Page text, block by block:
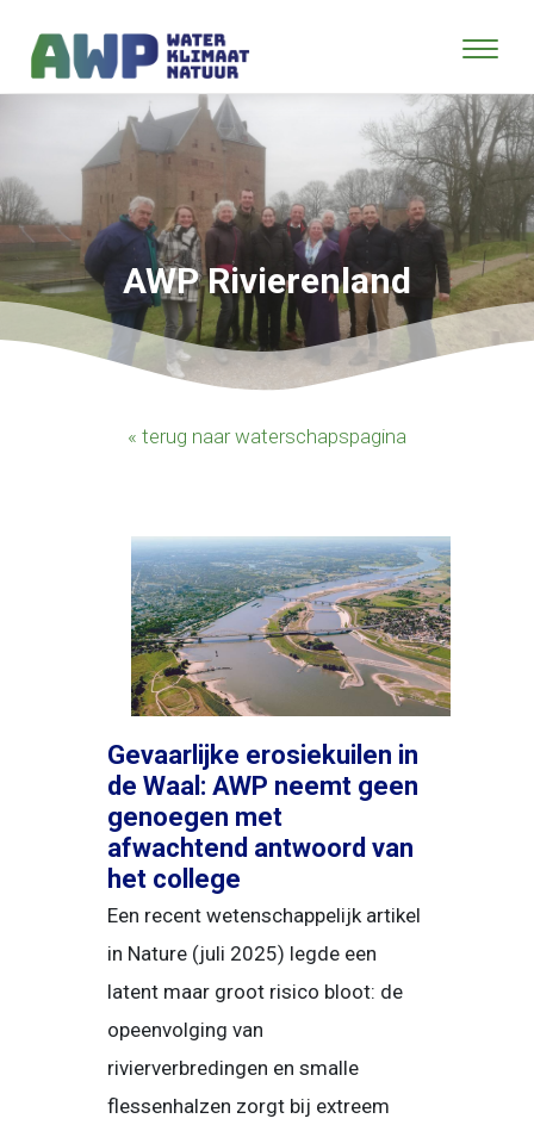
AWP Rivierenland
« terug naar waterschapspagina
Gevaarlijke erosiekuilen in
de Waal: AWP neemt geen
genoegen met
afwachtend antwoord van
het college
Een recent wetenschappelijk artikel
in Nature (juli 2025) legde een
latent maar groot risico bloot: de
opeenvolging van
rivierverbredingen en smalle
flessenhalzen zorgt bij extreem